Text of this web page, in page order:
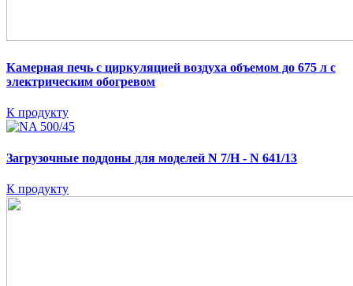
Камерная печь с циркуляцией воздуха объемом до 675 л с
электрическим обогревом
К продукту
Загрузочные поддоны для моделей N 7/H - N 641/13
К продукту